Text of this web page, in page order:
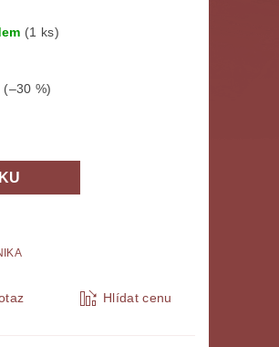
(1 ks)
(–30 %)
Hlídat cenu